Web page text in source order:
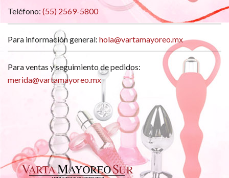
Teléfono: (55) 2569-5800
Para información general: hola@vartamayoreo.mx
Para ventas y seguimiento de pedidos:
merida@vartamayoreo.mx